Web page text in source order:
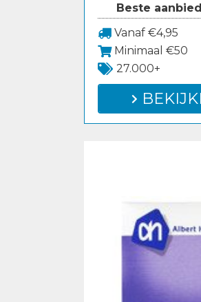
Beste
Vanaf €4,95
Minimaal €50
27.000+